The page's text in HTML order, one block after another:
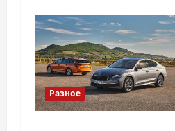
Разное